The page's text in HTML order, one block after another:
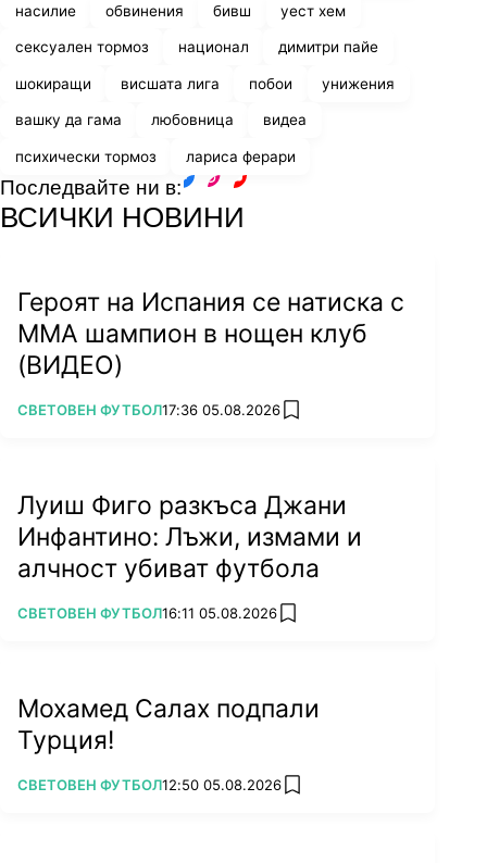
насилие обвинения бивш уест хем
сексуален тормоз национал димитри пайе
шокиращи висшата лига побои унижения
вашку да гама любовница видеа
психически тормоз лариса ферари
Последвайте ни в:
ВСИЧКИ НОВИНИ
Героят на Испания се натиска с
ММА шампион в нощен клуб
(ВИДЕО)
ПОВЕЧЕ ОТ
СВЕТОВЕН ФУТБОЛ17:36 05.08.2026 add favorites
Луиш Фиго разкъса Джани
Инфантино: Лъжи, измами и
алчност убиват футбола
ПОВЕЧЕ ОТ
СВЕТОВЕН ФУТБОЛ16:11 05.08.2026 add favorites
Мохамед Салах подпали
Турция!
ПОВЕЧЕ ОТ
СВЕТОВЕН ФУТБОЛ12:50 05.08.2026 add favorites